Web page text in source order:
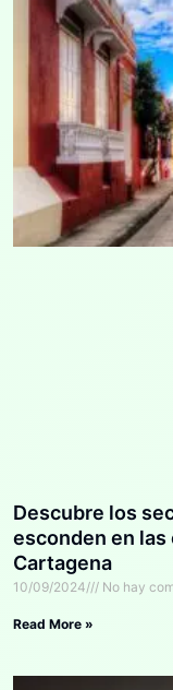
Descubre los
esconden en
Cartagena
10/09/2024 No hay
Read More »